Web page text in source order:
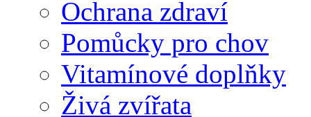
Ochrana zdraví
Pomůcky pro chov
Vitamínové doplňky
Živá zvířata